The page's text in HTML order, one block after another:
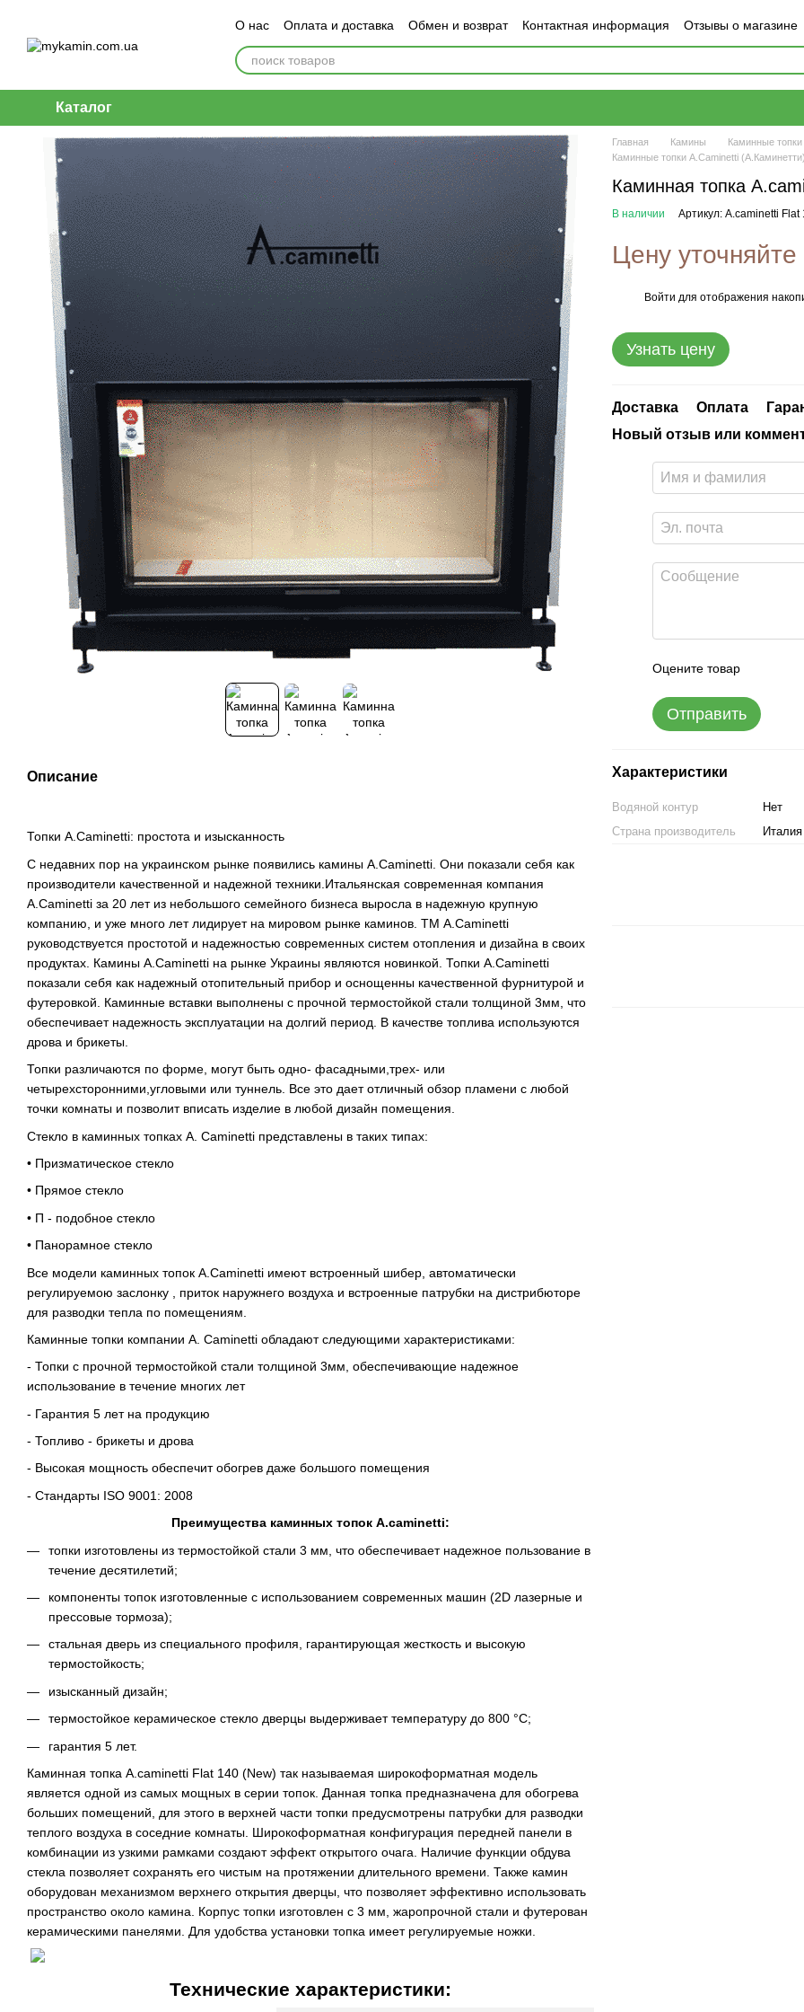
О нас Оплата и доставка Обмен и возврат Контактная информация Отзывы о магазине
Каталог
Описание
Топки A.Caminetti: простота и изысканность
С недавних пор на украинском рынке появились камины A.Caminetti. Они показали себя как
производители качественной и надежной техники.Итальянская современная компания
A.Caminetti за 20 лет из небольшого семейного бизнеса выросла в надежную крупную
компанию, и уже много лет лидирует на мировом рынке каминов. ТМ A.Caminetti
руководствуется простотой и надежностью современных систем отопления и дизайна в своих
продуктах. Камины A.Caminetti на рынке Украины являются новинкой. Топки A.Caminetti
показали себя как надежный отопительный прибор и оснощенны качественной фурнитурой и
футеровкой. Каминные вставки выполнены с прочной термостойкой стали толщиной 3мм, что
обеспечивает надежность эксплуатации на долгий период. В качестве топлива используются
дрова и брикеты.
Топки различаются по форме, могут быть одно- фасадными,трех- или
четырехсторонними,угловыми или туннель. Все это дает отличный обзор пламени с любой
точки комнаты и позволит вписать изделие в любой дизайн помещения.
Стекло в каминных топках A. Caminetti представлены в таких типах:
• Призматическое стекло
• Прямое стекло
• П - подобное стекло
• Панорамное стекло
Все модели каминных топок A.Caminetti имеют встроенный шибер, автоматически
регулируемою заслонку , приток наружнего воздуха и встроенные патрубки на дистрибюторе
для разводки тепла по помещениям.
Каминные топки компании A. Caminetti обладают следующими характеристиками:
- Топки с прочной термостойкой стали толщиной 3мм, обеспечивающие надежное
использование в течение многих лет
- Гарантия 5 лет на продукцию
- Топливо - брикеты и дрова
- Высокая мощность обеспечит обогрев даже большого помещения
- Стандарты ISO 9001: 2008
Преимущества каминных топок A.caminetti:
топки изготовлены из термостойкой стали 3 мм, что обеспечивает надежное пользование в
течение десятилетий;
компоненты топок изготовленные с использованием современных машин (2D лазерные и
прессовые тормоза);
стальная дверь из специального профиля, гарантирующая жесткость и высокую
термостойкость;
изысканный дизайн;
термостойкое керамическое стекло дверцы выдерживает температуру до 800 °C;
гарантия 5 лет.
Каминная топка A.caminetti Flat 140 (New) так называемая широкоформатная модель
является одной из самых мощных в серии топок. Данная топка предназначена для обогрева
больших помещений, для этого в верхней части топки предусмотрены патрубки для разводки
теплого воздуха в соседние комнаты. Широкоформатная конфигурация передней панели в
комбинации из узкими рамками создают эффект открытого очага. Наличие функции обдува
стекла позволяет сохранять его чистым на протяжении длительного времени. Также камин
оборудован механизмом верхнего открытия дверцы, что позволяет эффективно использовать
пространство около камина. Корпус топки изготовлен с 3 мм, жаропрочной стали и футерован
керамическими панелями. Для удобства установки топка имеет регулируемые ножки.
Технические характеристики:
Главная Камины
Каминные
Каминные топки A.Caminetti
Каминная топка
В наличии Артикул: A.caminetti Flat
Цену уточняйте
Войти для отображения
Узнать цену
Доставка Оплата
Новый отзыв или
Оцените товар
Отправить
Характеристики
Водяной контур
Нет
Страна производитель
Италия